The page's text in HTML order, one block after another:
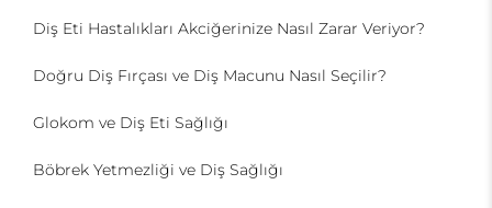
Diş Eti Hastalıkları Akciğerinize Nasıl Zarar Veriyor?
Doğru Diş Fırçası ve Diş Macunu Nasıl Seçilir?
Glokom ve Diş Eti Sağlığı
Böbrek Yetmezliği ve Diş Sağlığı